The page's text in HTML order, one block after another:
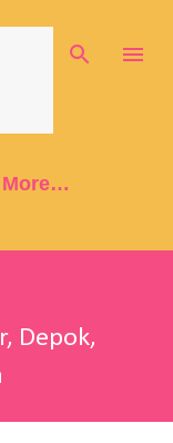
More…
Depok,